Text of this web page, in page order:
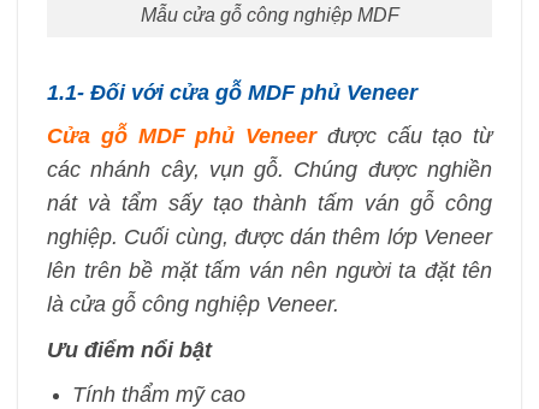
Mẫu cửa gỗ công nghiệp MDF
1.1- Đối với cửa gỗ MDF phủ Veneer
Cửa gỗ MDF phủ Veneerđược cấu tạo từ
các nhánh cây, vụn gỗ. Chúng được nghiền
nát và tẩm sấy tạo thành tấm ván gỗ công
nghiệp. Cuối cùng, được dán thêm lớp Veneer
lên trên bề mặt tấm ván nên người ta đặt tên
là cửa gỗ công nghiệp Veneer.
Ưu điểm nổi bật
Tính thẩm mỹ cao